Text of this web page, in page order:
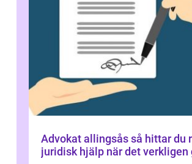
Advokat allingsås så hittar du rätt
juridisk hjälp när det verkligen